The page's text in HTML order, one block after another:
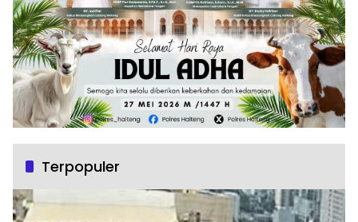
Terpopuler